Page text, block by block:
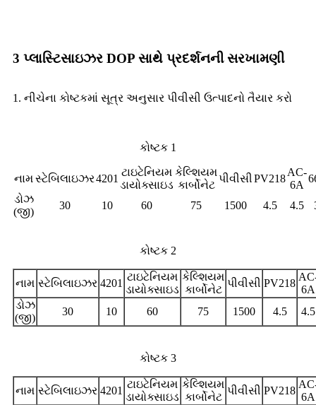
3 પ્લાસ્ટિસાઇઝર DOP સાથે પ્રદર્શનની સરખામણી
1. નીચેના કોષ્ટકમાં સૂત્ર અનુસાર પીવીસી ઉત્પાદનો તૈયાર કરો
કોષ્ટક 1
નામસ્ટેબિલાઇઝર4201
ટાઇટેનિયમ
ડાયોક્સાઇડ
કેલ્શિયમ
કાર્બોનેટ
પીવીસીPV218
AC-
6A
ડોઝ
(જી)
30 10 60 75 1500 4.5 4.5
કોષ્ટક 2
નામ સ્ટેબિલાઇઝર 4201
ટાઇટેનિયમ
ડાયોક્સાઇડ
કેલ્શિયમ
કાર્બોનેટ
પીવીસી PV218
6A
ડોઝ
(જી)
30 10 60 75 1500 4.5 4.5
કોષ્ટક 3
નામ સ્ટેબિલાઇઝર 4201
ટાઇટેનિયમ
ડાયોક્સાઇડ
કેલ્શિયમ
કાર્બોનેટ
પીવીસી PV218
6A